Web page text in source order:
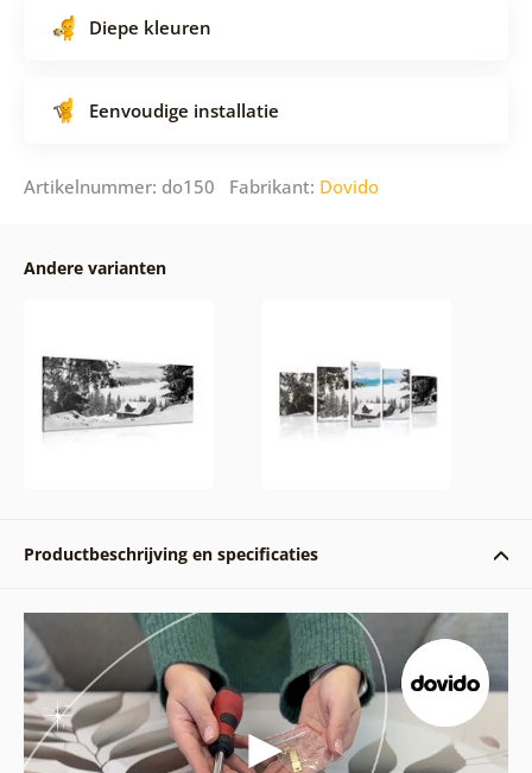
Diepe kleuren
Eenvoudige installatie
Artikelnummer: do150 Fabrikant: Dovido
Andere varianten
Productbeschrijving en specificaties